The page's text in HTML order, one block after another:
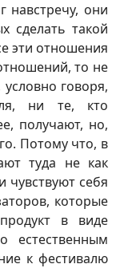
навстречу, они
сделать такой
эти отношения
то не
говоря,
ни те, кто
получают, но,
Потому что, в
туда не как
чувствуют себя
которые
в виде
естественным
к фестивалю